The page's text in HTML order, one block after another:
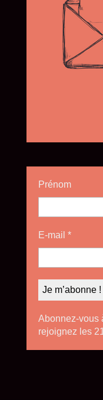
Prénom
E-mail *
Abonnez-vous
rejoignez les